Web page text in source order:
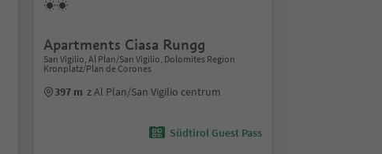
Apartments Ciasa Rungg
San Vigilio, Al Plan/San Vigilio, Dolomites Region
Kronplatz/Plan de Corones
397 m z Al Plan/San Vigilio centrum
Südtirol Guest Pass